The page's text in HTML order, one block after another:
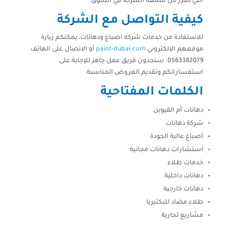
كيفية التواصل مع الشركة
للاستفادة من خدمات شركه اصباغ ودهانات، يمكنكم زيارة
موقعهم الإلكتروني paint-dubai.com أو الاتصال على الهاتف
0563382079. ستجدون فريق عمل جاهز للإجابة على
استفساراتكم وتقديم العروض المناسبة.
الكلمات المفتاحية
دهانات أم القيوين
شركة دهانات
أصباغ عالية الجودة
استشارات دهانات مجانية
خدمات طلاء
دهانات داخلية
دهانات خارجية
طلاء مضاد للبكتيريا
مشاريع تجارية